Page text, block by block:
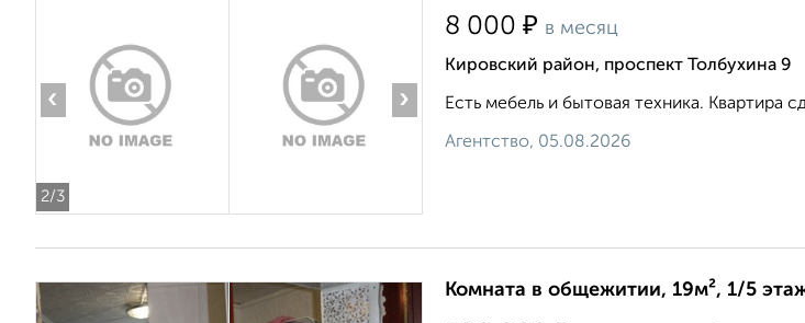
2/3
‹ ›
8 000 ₽ в месяц
Кировский район, проспект Толбухина 9
Есть мебель и бытовая техника. Квартира
Агентство, 05.08.2026
Комната в общежитии, 19м², 1/5